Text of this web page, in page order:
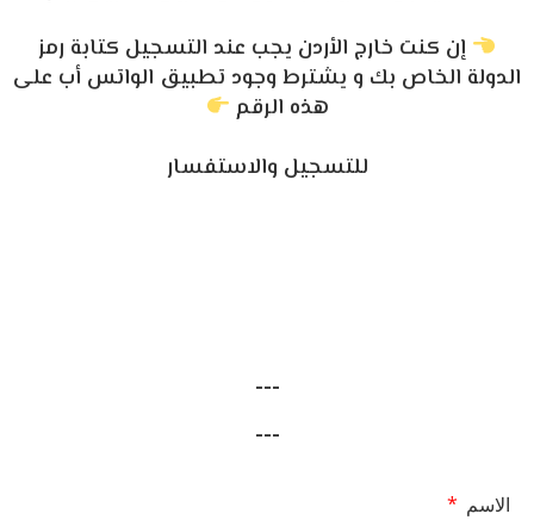
إن كنت خارج الأردن يجب عند التسجيل كتابة رمز
الدولة الخاص بك و يشترط وجود تطبيق الواتس أب على
هذه الرقم
للتسجيل والاستفسار
---
---
الاسم